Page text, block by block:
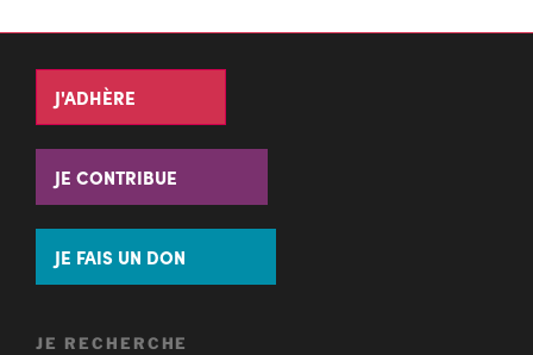
J'ADHÈRE
JE CONTRIBUE
JE FAIS UN DON
JE RECHERCHE